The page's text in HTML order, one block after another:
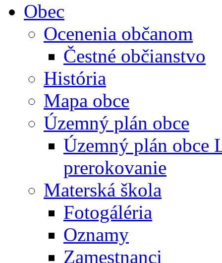
Obec
Ocenenia občanom
Čestné občianstvo
História
Mapa obce
Územný plán obce
Územný plán obce
prerokovanie
Materská škola
Fotogáléria
Oznamy
Zamestnanci